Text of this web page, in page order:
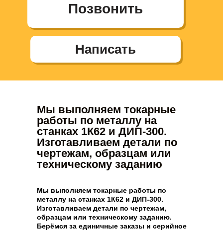
Позвонить
Написать
Мы выполняем токарные работы по
металлу на станках 1К62 и ДИП-300.
Изготавливаем детали по чертежам,
образцам или техническому заданию.
Берёмся за единичные заказы и серийное
Мы выполняем токарные
работы по металлу на
станках 1К62 и ДИП-300.
Изготавливаем детали по
чертежам, образцам или
техническому заданию